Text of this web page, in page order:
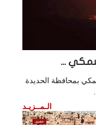
...
بمحافظة الحديدة
الـمــزيـد